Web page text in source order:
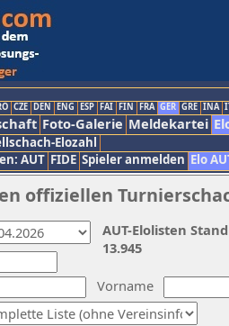
CZE DEN ENG ESP FAI FIN FRA GER GRE INA
Foto-Galerie Meldekartei
Elozahl
AUT FIDE Spieler anmelden Elo
offiziellen
Vorname
AUT-Elolisten
13.945